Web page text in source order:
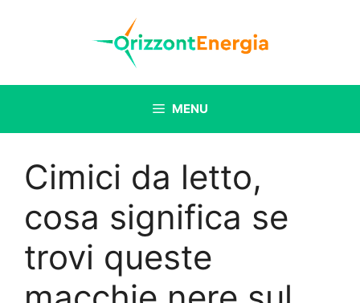
MENU
Cimici da letto,
cosa significa se
trovi queste